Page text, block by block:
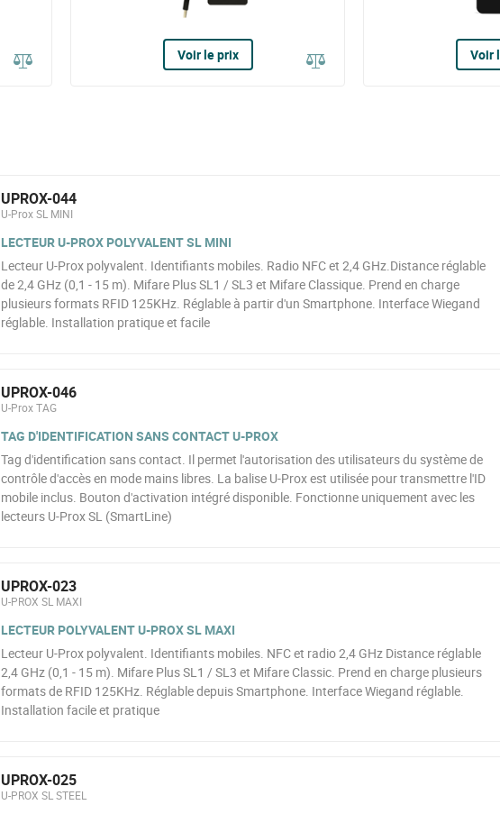
Voir le prix Voir
UPROX-044
U-Prox SL MINI
LECTEUR U-PROX POLYVALENT SL MINI
Lecteur U-Prox polyvalent. Identifiants mobiles. Radio NFC et 2,4 GHz.Distance réglable
de 2,4 GHz (0,1 - 15 m). Mifare Plus SL1 / SL3 et Mifare Classique. Prend en charge
plusieurs formats RFID 125KHz. Réglable à partir d'un Smartphone. Interface Wiegand
réglable. Installation pratique et facile
UPROX-046
U-Prox TAG
TAG D'IDENTIFICATION SANS CONTACT U-PROX
Tag d'identification sans contact. Il permet l'autorisation des utilisateurs du système de
contrôle d'accès en mode mains libres. La balise U-Prox est utilisée pour transmettre l'ID
mobile inclus. Bouton d'activation intégré disponible. Fonctionne uniquement avec les
lecteurs U-Prox SL (SmartLine)
UPROX-023
U-PROX SL MAXI
LECTEUR POLYVALENT U-PROX SL MAXI
Lecteur U-Prox polyvalent. Identifiants mobiles. NFC et radio 2,4 GHz Distance réglable
2,4 GHz (0,1 - 15 m). Mifare Plus SL1 / SL3 et Mifare Classic. Prend en charge plusieurs
formats de RFID 125KHz. Réglable depuis Smartphone. Interface Wiegand réglable.
Installation facile et pratique
UPROX-025
U-PROX SL STEEL